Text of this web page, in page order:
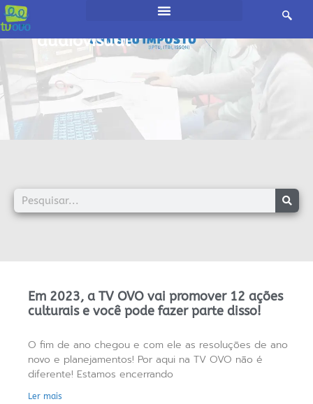
audiovisual
Em 2023, a TV OVO vai promover 12 ações
culturais e você pode fazer parte disso!
O fim de ano chegou e com ele as resoluções de ano
novo e planejamentos! Por aqui na TV OVO não é
diferente! Estamos encerrando
Ler mais